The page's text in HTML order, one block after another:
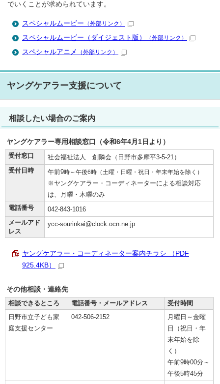
でいくことが求められています。
スペシャルムービー （外部リンク）
スペシャルムービー（ダイジェスト版） （外部リンク）
スペシャルアニメ （外部リンク）
ヤングケアラー支援について
相談したい場合のご案内
ヤングケアラー専用相談窓口（令和6年4月1日より）
受付窓口
社会福祉法人 創隣会（日野市多摩平3-5-21）
受付日時
午前9時～午後6時（土曜・日曜・祝日・年末年始を除く）
※ヤングケアラー・コーディネーターによる相談対応
は、月曜・木曜のみ
電話番号
042-843-1016
メールアド
レス
ycc-sourinkai@clock.ocn.ne.jp
ヤングケアラー・コーディネーター案内チラシ （PDF
925.4KB）
その他相談・連絡先
相談できるところ
電話番号・メールアドレス
受付時間
日野市立子ども家
庭支援センター
042-506-2152
月曜日～金曜
日（祝日・年
末年始を除
く）
午前9時00分～
午後5時45分